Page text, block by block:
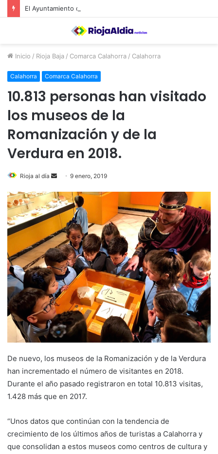
Inicio / Rioja Baja / Comarca Calahorra / Calahorra
Calahorra Comarca Calahorra
10.813 personas han visitado
los museos de la
Romanización y de la
Verdura en 2018.
Rioja al día
n
d
n
e
m
a
i
l
9 enero, 2019
De nuevo, los museos de la Romanización y de la Verdura
han incrementado el número de visitantes en 2018.
Durante el año pasado registraron en total 10.813 visitas,
1.428 más que en 2017.
“Unos datos que continúan con la tendencia de
crecimiento de los últimos años de turistas a Calahorra y
que consolidan a estos museos como centros de cultura y